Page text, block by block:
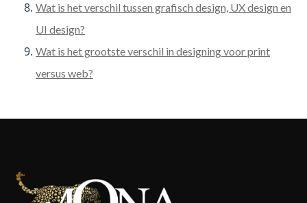
Wat is het verschil tussen grafisch design, UX design en
UI design?
Wat is het grootste verschil in designing voor print
versus web?